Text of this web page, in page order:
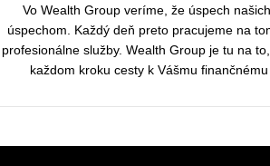
Vo Wealth Group veríme, že úspech
úspechom. Každý deň preto pracujeme na
profesionálne služby. Wealth Group je tu na
každom kroku cesty k Vášmu